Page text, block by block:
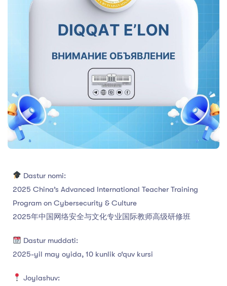
Dastur nomi:
2025 China’s Advanced International Teacher Training
Program on Cybersecurity & Culture
2025年中国网络安全与文化专业国际教师高级研修班
Dastur muddati:
2025-yil may oyida, 10 kunlik o‘quv kursi
Joylashuv: